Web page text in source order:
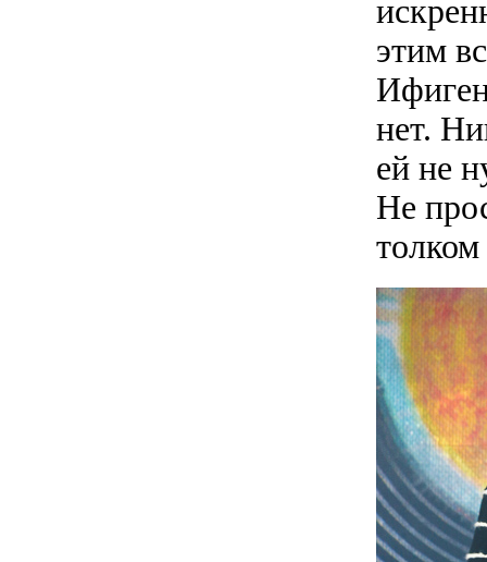
этим
нет.
ей не
Не